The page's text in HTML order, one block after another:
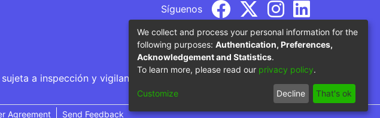
Síguenos
a inspección y vigilancia por parte del Ministerio de Educación
Agreement Send Feedback
We collect and process your personal information for the
following purposes: Authentication, Preferences,
Acknowledgement and Statistics.
To learn more, please read our privacy policy.
Customize Decline That's ok